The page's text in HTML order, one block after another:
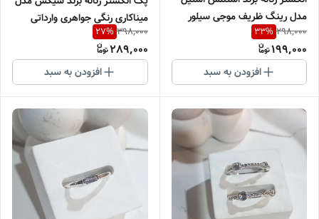
مدل رینگ ظریف موجی سیلور
وارداتی
298,000
33%
199,000
افزودن به سبد
میناکاری رنگی جواهری وارداتی
398,000
27%
289,000
افزودن به سبد